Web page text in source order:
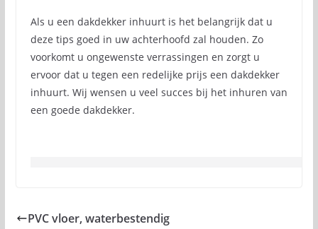
Als u een dakdekker inhuurt is het belangrijk dat u
deze tips goed in uw achterhoofd zal houden. Zo
voorkomt u ongewenste verrassingen en zorgt u
ervoor dat u tegen een redelijke prijs een dakdekker
inhuurt. Wij wensen u veel succes bij het inhuren van
een goede dakdekker.
PVC vloer, waterbestendig